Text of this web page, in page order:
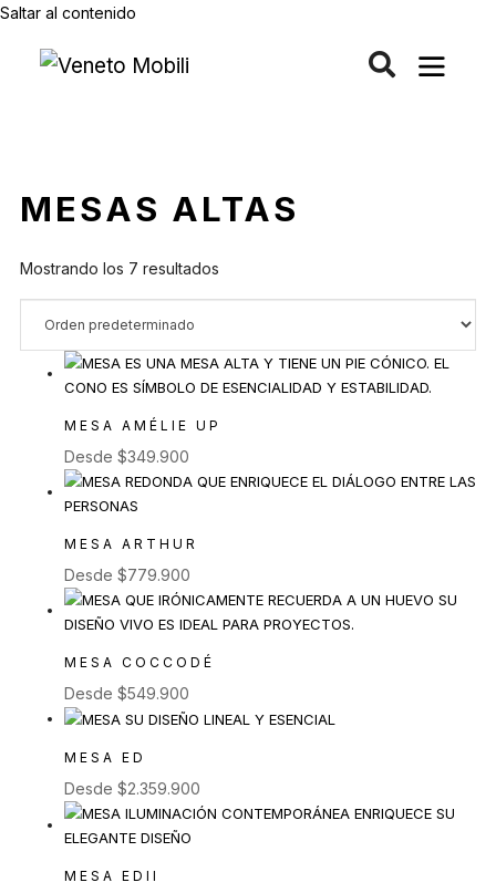
Saltar al contenido
MESAS ALTAS
Mostrando los 7 resultados
MESA AMÉLIE UP
Desde $349.900
MESA ARTHUR
Desde $779.900
MESA COCCODÉ
Desde $549.900
MESA ED
Desde $2.359.900
MESA EDII